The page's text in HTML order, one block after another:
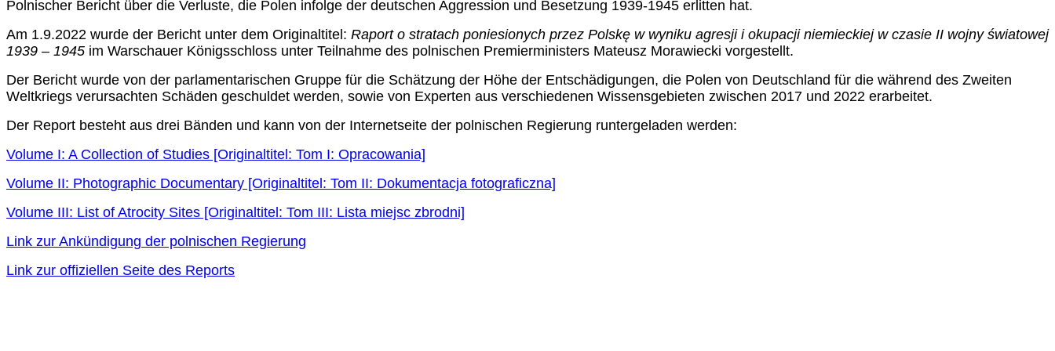
Polnischer Bericht über die Verluste, die Polen infolge der deutschen Aggression und Besetzung 1939-1945 erlitten hat.
Am 1.9.2022 wurde der Bericht unter dem Originaltitel: Raport o stratach poniesionych przez Polskę w wyniku agresji i okupacji niemieckiej w czasie II wojny światowej
1939 – 1945 im Warschauer Königsschloss unter Teilnahme des polnischen Premierministers Mateusz Morawiecki vorgestellt.
Der Bericht wurde von der parlamentarischen Gruppe für die Schätzung der Höhe der Entschädigungen, die Polen von Deutschland für die während des Zweiten
Weltkriegs verursachten Schäden geschuldet werden, sowie von Experten aus verschiedenen Wissensgebieten zwischen 2017 und 2022 erarbeitet.
Der Report besteht aus drei Bänden und kann von der Internetseite der polnischen Regierung runtergeladen werden:
Volume I: A Collection of Studies [Originaltitel: Tom I: Opracowania]
Volume II: Photographic Documentary [Originaltitel: Tom II: Dokumentacja fotograficzna]
Volume III: List of Atrocity Sites [Originaltitel: Tom III: Lista miejsc zbrodni]
Link zur Ankündigung der polnischen Regierung
Link zur offiziellen Seite des Reports